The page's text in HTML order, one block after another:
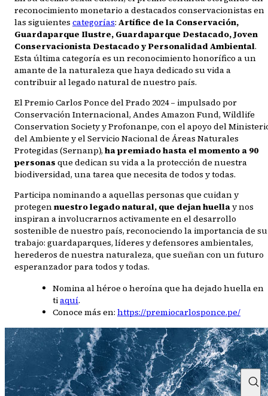
reconocimiento monetario a destacados conservacionistas en
las siguientes categorías: Artífice de la Conservación,
Guardaparque Ilustre, Guardaparque Destacado, Joven
Conservacionista Destacado y Personalidad Ambiental.
Esta última categoría es un reconocimiento honorífico a un
amante de la naturaleza que haya dedicado su vida a
contribuir al legado natural de nuestro país.
El Premio Carlos Ponce del Prado 2024 – impulsado por
Conservación Internacional, Andes Amazon Fund, Wildlife
Conservation Society y Profonanpe, con el apoyo del
del Ambiente y el Servicio Nacional de Áreas Naturales
Protegidas (Sernanp), ha premiado hasta el momento a 90
personas que dedican su vida a la protección de nuestra
biodiversidad, una tarea que necesita de todos y todas.
Participa nominando a aquellas personas que cuidan y
protegennuestro legado natural, que dejan huellay nos
inspiran a involucrarnos activamente en el desarrollo
sostenible de nuestro país, reconociendo la importancia de su
trabajo: guardaparques, líderes y defensores ambientales,
herederos de nuestra naturaleza, que sueñan con un futuro
esperanzador para todos y todas.
Nomina al héroe o heroína que ha dejado huella en
tiaquí.
Conoce más en: https://premiocarlosponce.pe/